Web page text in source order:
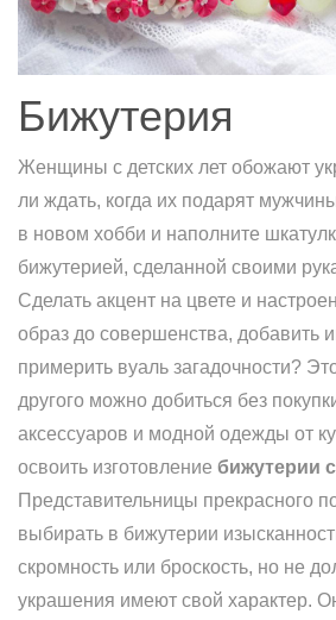
Бижутерия
Женщины с детских лет обожают
ли ждать, когда их подарят
в новом хобби и наполните
бижутерией, сделанной своими
Сделать акцент на цвете и
образ до совершенства, добавить
примерить вуаль загадочности?
другого можно добиться без
аксессуаров и модной одежды от
освоить изготовление бижутерии
Представительницы прекрасного
выбирать в бижутерии
скромность или броскость, но не
украшения имеют свой характер.